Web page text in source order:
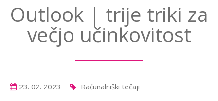
Outlook | trije triki za
večjo učinkovitost
23. 02. 2023 Računalniški tečaji